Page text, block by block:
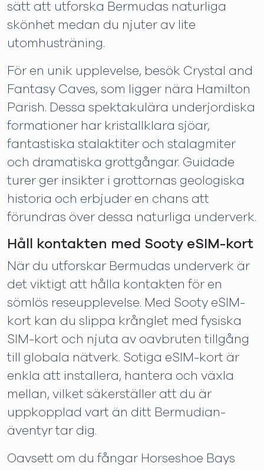
sätt att utforska Bermudas naturliga
skönhet medan du njuter av lite
utomhusträning.
För en unik upplevelse, besök Crystal and
Fantasy Caves, som ligger nära Hamilton
Parish. Dessa spektakulära underjordiska
formationer har kristallklara sjöar,
fantastiska stalaktiter och stalagmiter
och dramatiska grottgångar. Guidade
turer ger insikter i grottornas geologiska
historia och erbjuder en chans att
förundras över dessa naturliga underverk.
Håll kontakten med Sooty eSIM-kort
När du utforskar Bermudas underverk är
det viktigt att hålla kontakten för en
sömlös reseupplevelse. Med Sooty eSIM-
kort kan du slippa krånglet med fysiska
SIM-kort och njuta av oavbruten tillgång
till globala nätverk. Sotiga eSIM-kort är
enkla att installera, hantera och växla
mellan, vilket säkerställer att du är
uppkopplad vart än ditt Bermudian-
äventyr tar dig.
Oavsett om du fångar Horseshoe Bays